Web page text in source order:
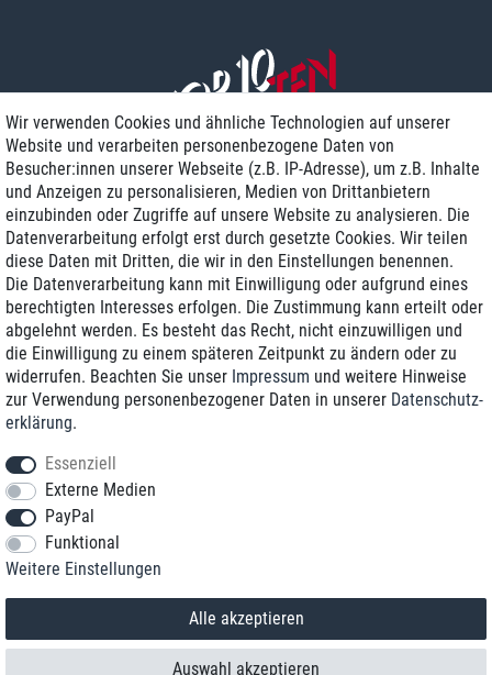
Zustellung am nächsten Werktag
Günstiger Versand
Generalüberholt mit Garantie
+49 8989 96160*
*Sie erreichen uns zum Ortstarif von Montag bis Freitag von 9 Uhr - 18 Uhr.
© 2018 TOP TEN Computervertrieb GmbH
Wir verwenden Cookies und ähnliche Technologien auf unserer
Website und verarbeiten personenbezogene Daten von
Besucher:innen unserer Webseite (z.B. IP-Adresse), um z.B. Inhalte
und Anzeigen zu personalisieren, Medien von Drittanbietern
einzubinden oder Zugriffe auf unsere Website zu analysieren. Die
Datenverarbeitung erfolgt erst durch gesetzte Cookies. Wir teilen
diese Daten mit Dritten, die wir in den Einstellungen benennen.
Die Datenverarbeitung kann mit Einwilligung oder aufgrund eines
berechtigten Interesses erfolgen. Die Zustimmung kann erteilt oder
abgelehnt werden. Es besteht das Recht, nicht einzuwilligen und
die Einwilligung zu einem späteren Zeitpunkt zu ändern oder zu
widerrufen. Beachten Sie unser Impressum und weitere Hinweise
zur Verwendung personenbezogener Daten in unserer Daten­schutz­
erklärung.
Essenziell
Externe Medien
PayPal
Funktional
Weitere Einstellungen
Alle akzeptieren
Auswahl akzeptieren